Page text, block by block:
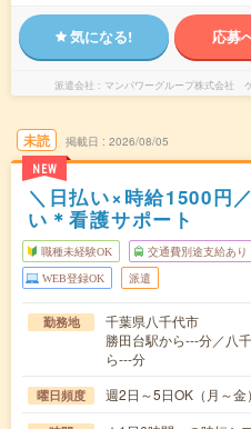
気になる! 応募
派遣会社 マンパワーグループ株式会社
未読
NEW
掲載日 2026/08/05
＼日払い×時給1500円
い＊看護サポート
職種未経験OK 交通費別途支給あり
WEB登録OK 派遣
勤務地
千葉県八千代市
勝田台駅から---分／八
ら---分
曜日頻度 週2日～5日OK（月～